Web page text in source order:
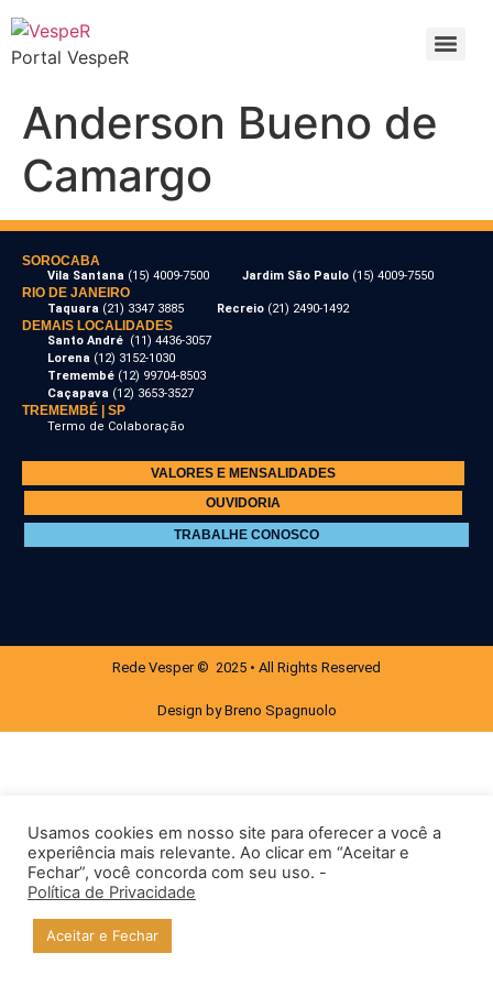
Portal VespeR
Anderson Bueno de
Camargo
SOROCABA
Vila Santana (15) 4009-7500 Jardim São Paulo (15) 4009-7550
RIO DE JANEIRO
Taquara (21) 3347 3885 Recreio (21) 2490-1492
DEMAIS LOCALIDADES
Santo André (11) 4436-3057
Lorena (12) 3152-1030
Tremembé (12) 99704-8503
Caçapava (12) 3653-3527
TREMEMBÉ | SP
Termo de Colaboração
VALORES E MENSALIDADES
OUVIDORIA
TRABALHE CONOSCO
Rede Vesper © 2025 • All Rights Reserved
Design by Breno Spagnuolo
Usamos cookies em nosso site para oferecer a você a
experiência mais relevante. Ao clicar em “Aceitar e
Fechar”, você concorda com seu uso. -
Política de Privacidade
Aceitar e Fechar